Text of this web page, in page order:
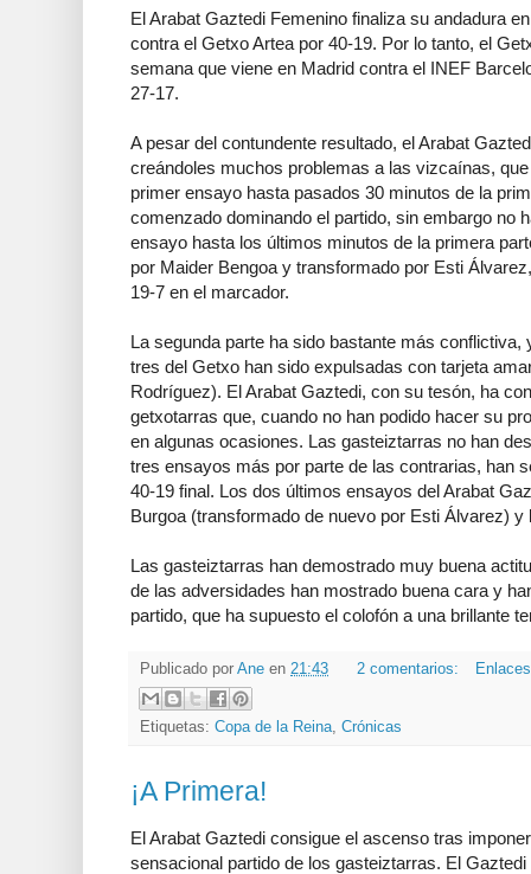
El Arabat Gaztedi Femenino finaliza su andadura
contra el Getxo Artea por 40-19. Por lo tanto, el
semana que viene en Madrid contra el INEF
27-17.
A pesar del contundente resultado, el Arabat
creándoles muchos problemas a las vizcaínas,
primer ensayo hasta pasados 30 minutos de la
comenzado dominando el partido, sin embargo no
ensayo hasta los últimos minutos de la primera
por Maider Bengoa y transformado por Esti
19-7 en el marcador.
La segunda parte ha sido bastante más conflictiva,
tres del Getxo han sido expulsadas con tarjeta
Rodríguez). El Arabat Gaztedi, con su tesón, ha
getxotarras que, cuando no han podido hacer su
en algunas ocasiones. Las gasteiztarras no han
tres ensayos más por parte de las contrarias, han
40-19 final. Los dos últimos ensayos del Arabat
Burgoa (transformado de nuevo por Esti Álvarez)
Las gasteiztarras han demostrado muy buena
de las adversidades han mostrado buena cara y
partido, que ha supuesto el colofón a una brillante
Publicado por Ane en 21:43 2 comentarios:
Etiquetas: Copa de la Reina, Crónicas
¡A Primera!
El Arabat Gaztedi consigue el ascenso tras
sensacional partido de los gasteiztarras. El